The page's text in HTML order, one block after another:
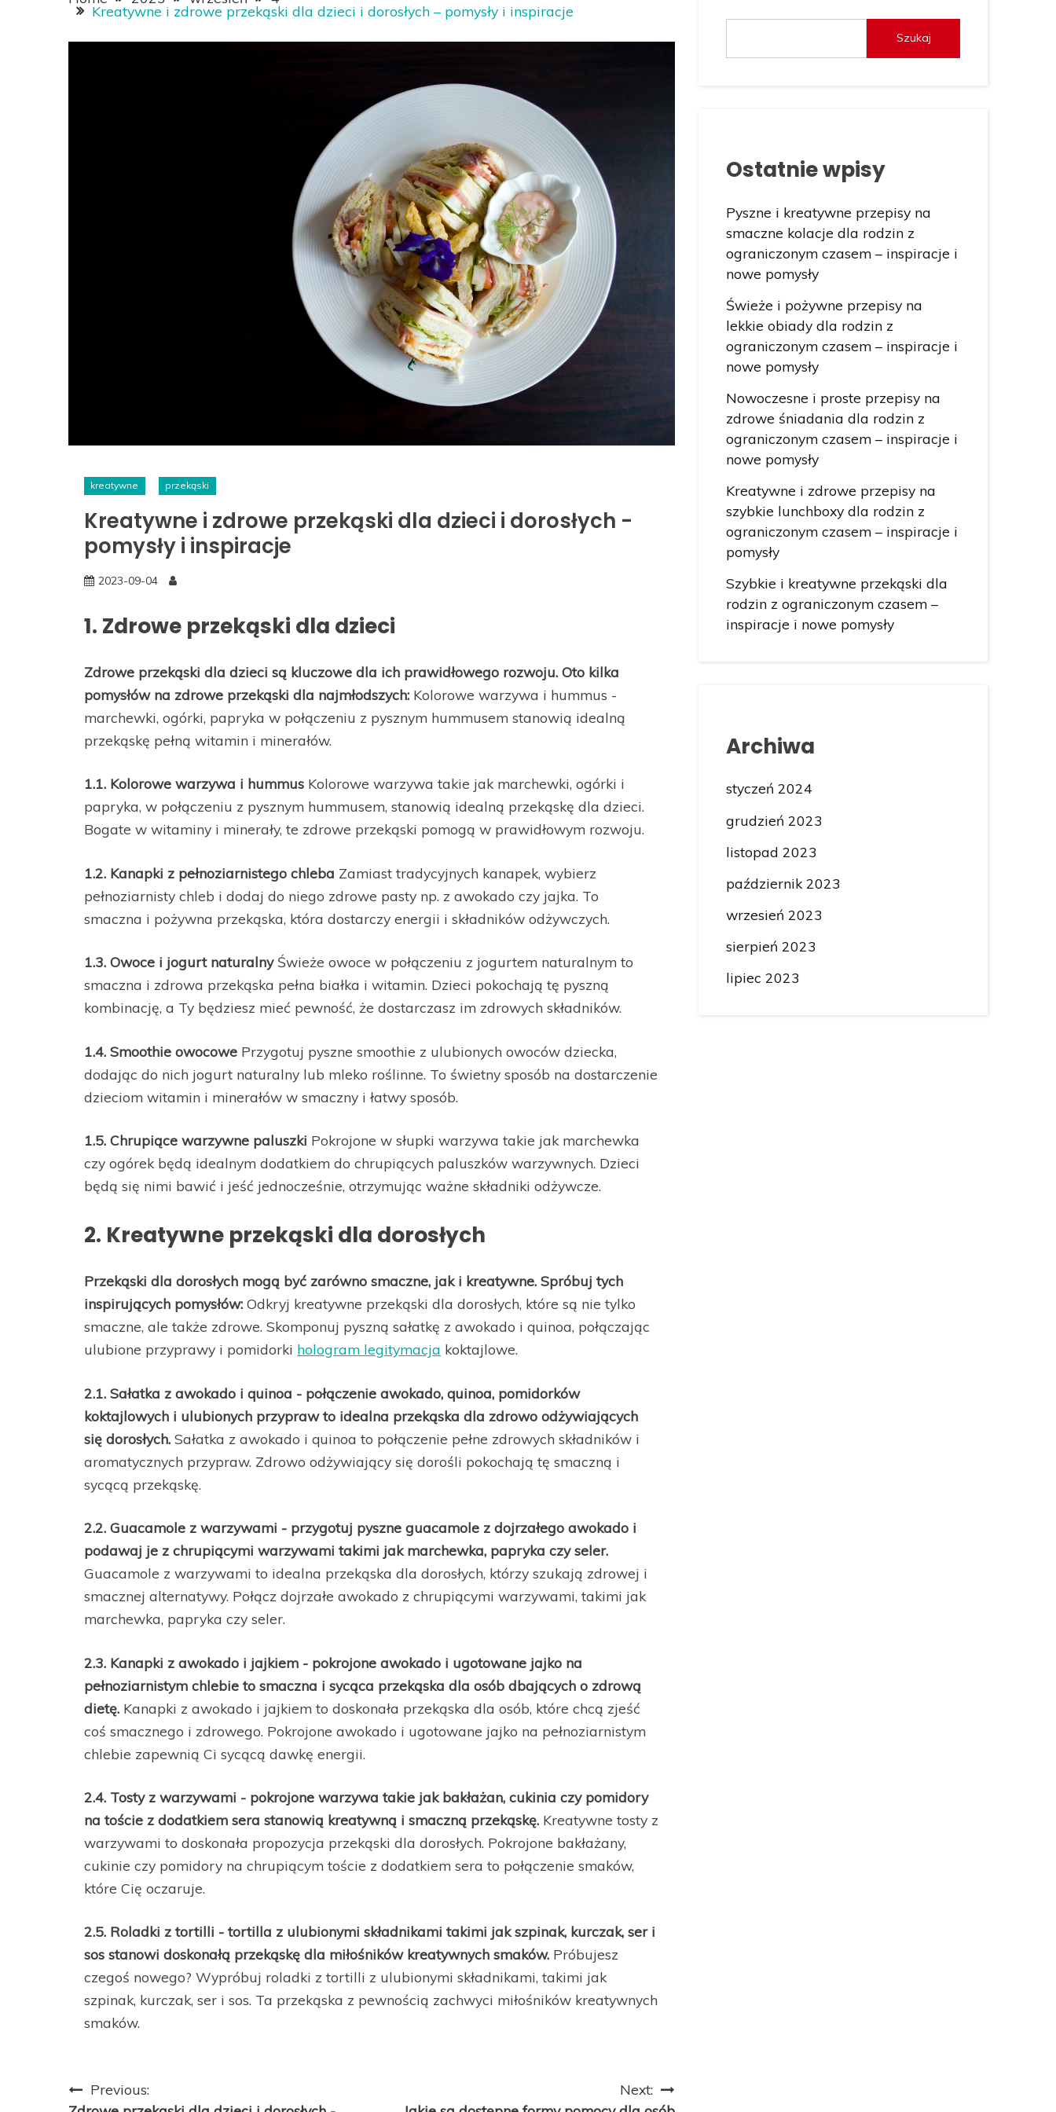
Kreatywne i zdrowe przekąski dla dzieci i dorosłych – pomysły i inspiracje
kreatywne przekąski
Kreatywne i zdrowe przekąski dla dzieci i dorosłych -
pomysły i inspiracje
2023-09-04
1. Zdrowe przekąski dla dzieci
Zdrowe przekąski dla dzieci są kluczowe dla ich prawidłowego rozwoju. Oto kilka
pomysłów na zdrowe przekąski dla najmłodszych: Kolorowe warzywa i hummus -
marchewki, ogórki, papryka w połączeniu z pysznym hummusem stanowią idealną
przekąskę pełną witamin i minerałów.
1.1. Kolorowe warzywa i hummus Kolorowe warzywa takie jak marchewki, ogórki i
papryka, w połączeniu z pysznym hummusem, stanowią idealną przekąskę dla dzieci.
Bogate w witaminy i minerały, te zdrowe przekąski pomogą w prawidłowym rozwoju.
1.2. Kanapki z pełnoziarnistego chleba Zamiast tradycyjnych kanapek, wybierz
pełnoziarnisty chleb i dodaj do niego zdrowe pasty np. z awokado czy jajka. To
smaczna i pożywna przekąska, która dostarczy energii i składników odżywczych.
1.3. Owoce i jogurt naturalnyŚwieże owoce w połączeniu z jogurtem naturalnym to
smaczna i zdrowa przekąska pełna białka i witamin. Dzieci pokochają tę pyszną
kombinację, a Ty będziesz mieć pewność, że dostarczasz im zdrowych składników.
1.4. Smoothie owocowe Przygotuj pyszne smoothie z ulubionych owoców dziecka,
dodając do nich jogurt naturalny lub mleko roślinne. To świetny sposób na dostarczenie
dzieciom witamin i minerałów w smaczny i łatwy sposób.
1.5. Chrupiące warzywne paluszki Pokrojone w słupki warzywa takie jak marchewka
czy ogórek będą idealnym dodatkiem do chrupiących paluszków warzywnych. Dzieci
będą się nimi bawić i jeść jednocześnie, otrzymując ważne składniki odżywcze.
2. Kreatywne przekąski dla dorosłych
Przekąski dla dorosłych mogą być zarówno smaczne, jak i kreatywne. Spróbuj tych
inspirujących pomysłów: Odkryj kreatywne przekąski dla dorosłych, które są nie tylko
smaczne, ale także zdrowe. Skomponuj pyszną sałatkę z awokado i quinoa, połączając
ulubione przyprawy i pomidorki hologram legitymacja koktajlowe.
2.1. Sałatka z awokado i quinoa - połączenie awokado, quinoa, pomidorków
koktajlowych i ulubionych przypraw to idealna przekąska dla zdrowo odżywiających
się dorosłych. Sałatka z awokado i quinoa to połączenie pełne zdrowych składników i
aromatycznych przypraw. Zdrowo odżywiający się dorośli pokochają tę smaczną i
sycącą przekąskę.
2.2. Guacamole z warzywami - przygotuj pyszne guacamole z dojrzałego awokado i
podawaj je z chrupiącymi warzywami takimi jak marchewka, papryka czy seler.
Guacamole z warzywami to idealna przekąska dla dorosłych, którzy szukają zdrowej i
smacznej alternatywy. Połącz dojrzałe awokado z chrupiącymi warzywami, takimi jak
marchewka, papryka czy seler.
2.3. Kanapki z awokado i jajkiem - pokrojone awokado i ugotowane jajko na
pełnoziarnistym chlebie to smaczna i sycąca przekąska dla osób dbających o zdrową
dietę. Kanapki z awokado i jajkiem to doskonała przekąska dla osób, które chcą zjeść
coś smacznego i zdrowego. Pokrojone awokado i ugotowane jajko na pełnoziarnistym
chlebie zapewnią Ci sycącą dawkę energii.
2.4. Tosty z warzywami - pokrojone warzywa takie jak bakłażan, cukinia czy pomidory
na toście z dodatkiem sera stanowią kreatywną i smaczną przekąskę. Kreatywne tosty z
warzywami to doskonała propozycja przekąski dla dorosłych. Pokrojone bakłażany,
cukinie czy pomidory na chrupiącym toście z dodatkiem sera to połączenie smaków,
które Cię oczaruje.
2.5. Roladki z tortilli - tortilla z ulubionymi składnikami takimi jak szpinak, kurczak, ser i
sos stanowi doskonałą przekąskę dla miłośników kreatywnych smaków. Próbujesz
czegoś nowego? Wypróbuj roladki z tortilli z ulubionymi składnikami, takimi jak
szpinak, kurczak, ser i sos. Ta przekąska z pewnością zachwyci miłośników kreatywnych
smaków.
Nawigacja
Previous:
Next:
Szukaj
Ostatnie wpisy
Pyszne i kreatywne przepisy na
smaczne kolacje dla rodzin z
ograniczonym czasem – inspiracje i
nowe pomysły
Świeże i pożywne przepisy na
lekkie obiady dla rodzin z
ograniczonym czasem – inspiracje i
nowe pomysły
Nowoczesne i proste przepisy na
zdrowe śniadania dla rodzin z
ograniczonym czasem – inspiracje i
nowe pomysły
Kreatywne i zdrowe przepisy na
szybkie lunchboxy dla rodzin z
ograniczonym czasem – inspiracje i
pomysły
Szybkie i kreatywne przekąski dla
rodzin z ograniczonym czasem –
inspiracje i nowe pomysły
Archiwa
styczeń 2024
grudzień 2023
listopad 2023
październik 2023
wrzesień 2023
sierpień 2023
lipiec 2023